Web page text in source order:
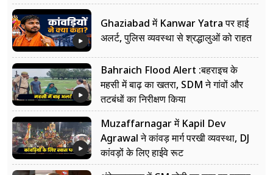
Ghaziabad में Kanwar Yatra पर हाई
अलर्ट, पुलिस व्यवस्था से श्रद्धालुओं को राहत
Bahraich Flood Alert :बहराइच के
महसी में बाढ़ का खतरा, SDM ने गांवों और
तटबंधों का निरीक्षण किया
Muzaffarnagar में Kapil Dev
Agrawal ने कांवड़ मार्ग परखी व्यवस्था, DJ
कांवड़ों के लिए हाईवे रूट